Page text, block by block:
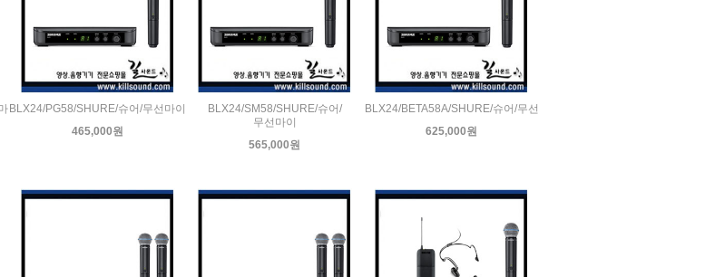
BLX24/PG58/SHURE/슈어/무선마이
465,000원
BLX24/SM58/SHURE/슈어/
무선마이
565,000원
BLX24/BETA58A/SHURE/슈어/무선
625,000원